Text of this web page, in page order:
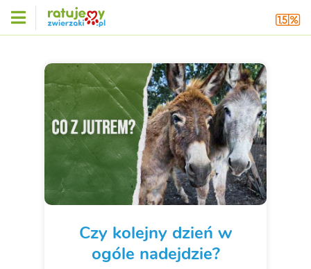
Czy kolejny dzień w
ogóle nadejdzie?